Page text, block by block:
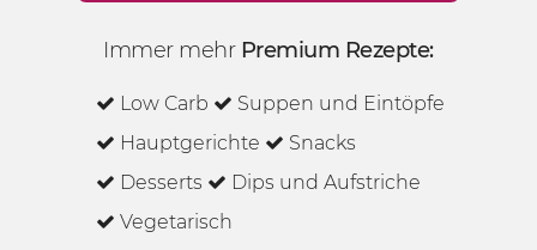
Immer mehr Premium Rezepte:
Low Carb
Suppen und Eintöpfe
Hauptgerichte
Snacks
Desserts
Dips und Aufstriche
Vegetarisch